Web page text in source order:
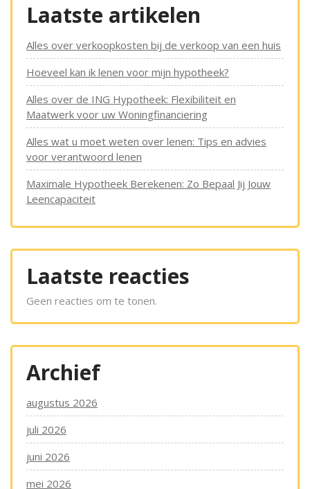
Laatste artikelen
Alles over verkoopkosten bij de verkoop van een huis
Hoeveel kan ik lenen voor mijn hypotheek?
Alles over de ING Hypotheek: Flexibiliteit en
Maatwerk voor uw Woningfinanciering
Alles wat u moet weten over lenen: Tips en advies
voor verantwoord lenen
Maximale Hypotheek Berekenen: Zo Bepaal Jij Jouw
Leencapaciteit
Laatste reacties
Geen reacties om te tonen.
Archief
augustus 2026
juli 2026
juni 2026
mei 2026